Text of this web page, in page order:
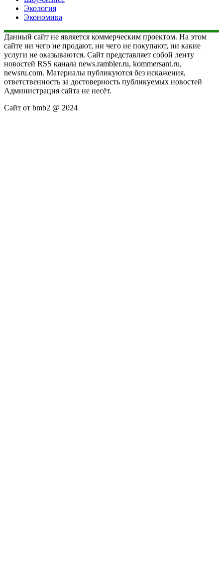
Экология
Экономика
Данный сайт не является коммерческим проектом. На этом
сайте ни чего не продают, ни чего не покупают, ни какие
услуги не оказываются. Сайт представляет собой ленту
новостей RSS канала news.rambler.ru, kommersant.ru,
newsru.com. Материалы публикуются без искажения,
ответственность за достоверность публикуемых новостей
Администрация сайта не несёт.
Сайт от bmb2 @ 2024